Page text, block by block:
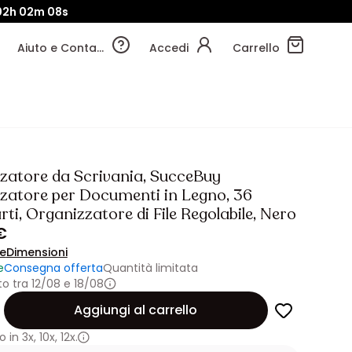
02m 05s
Aiuto e Contatti Accedi Carrello
da Scrivania, SucceBuy
per Documenti in Legno, 36
Organizzatore di File Regolabile, Nero
Dimensioni
Consegna offertaQuantità limitata
tra 12/08 e 18/08
Aggiungi al carrello
in 3x, 10x, 12x.